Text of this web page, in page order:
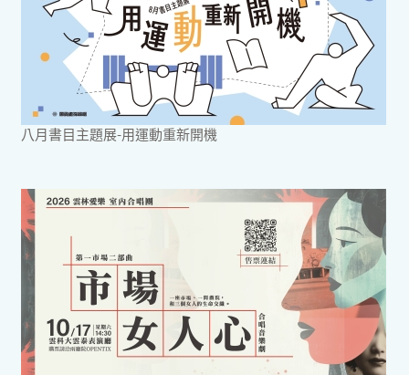
八月書目主題展-用運動重新開機